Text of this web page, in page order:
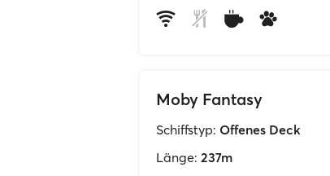
Moby Fantasy
Schiffstyp: Offenes Deck
Länge: 237m